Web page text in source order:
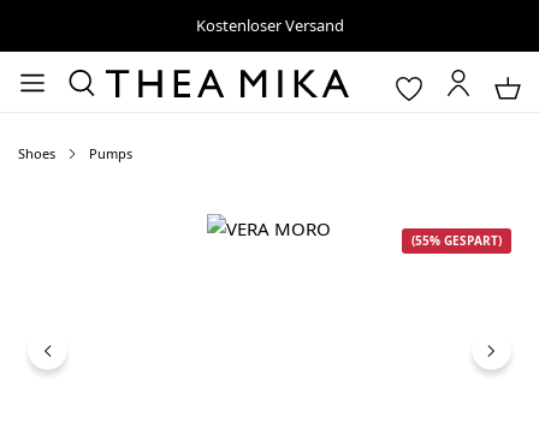
Kostenloser Versand
Shoes Pumps
Bildergalerie überspringen
(55% GESPART)